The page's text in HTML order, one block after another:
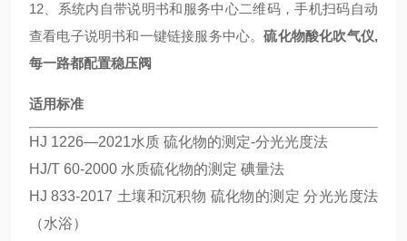
12、系统内自带说明书和服务中心二维码，手机扫码自动
查看电子说明书和一键链接服务中心。硫化物酸化吹气仪,
每一路都配置稳压阀
适用标准
HJ 1226—2021水质 硫化物的测定-分光光度法
HJ/T 60-2000 水质硫化物的测定 碘量法
HJ 833-2017 土壤和沉积物 硫化物的测定 分光光度法
（水浴）